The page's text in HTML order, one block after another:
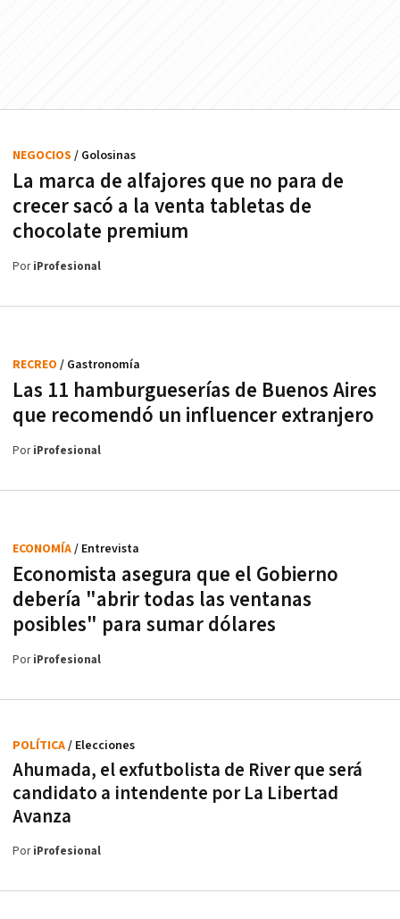
La marca de alfajores que no para de
crecer sacó a la venta tabletas de
chocolate premium
NEGOCIOS / Golosinas
PoriProfesional
Las 11 hamburgueserías de Buenos Aires
que recomendó un influencer extranjero
RECREO / Gastronomía
PoriProfesional
Economista asegura que el Gobierno
debería "abrir todas las ventanas
posibles" para sumar dólares
ECONOMÍA/ Entrevista
PoriProfesional
Ahumada, el exfutbolista de River que será
candidato a intendente por La Libertad
Avanza
POLÍTICA/ Elecciones
PoriProfesional